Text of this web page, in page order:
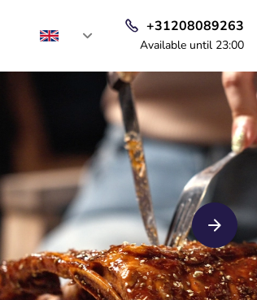
+31208089263
Available until 23:00